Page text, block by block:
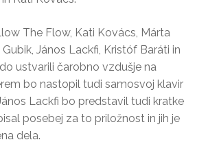
The Flow, Kati Kovács, Márta
János Lackfi, Kristóf Baráti in
ustvarili čarobno vzdušje na
bo nastopil tudi samosvoj klavir
Lackfi bo predstavil tudi kratke
posebej za to priložnost in jih je
dela.